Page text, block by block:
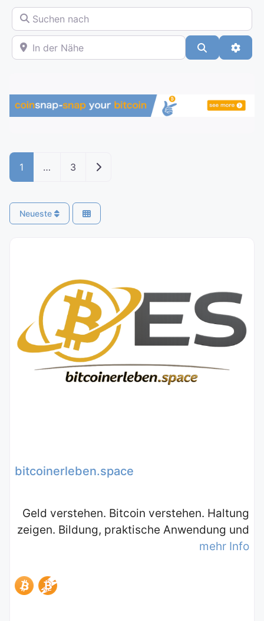
Suchen nach
In der Nähe Suchen
1 … 3 Ältere Beiträge
Neueste
bitcoinerleben.space
Geld verstehen. Bitcoin verstehen. Haltung
zeigen. Bildung, praktische Anwendung und
mehr Info